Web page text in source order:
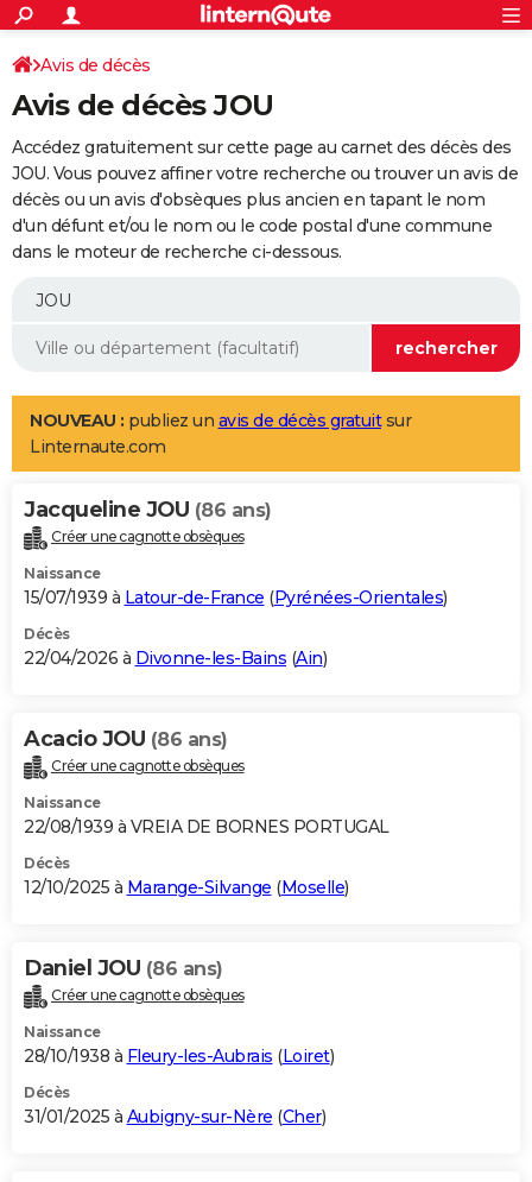
ACTUALITÉS
Politique
Société
Faits Divers
Education
Monde
Villes
+
SPORT
Coupe du monde 2026
Football
Tennis
Cyclisme
Rugby
Forum
Programme TV
TNT
Streaming
Cinéma
Sorties cinéma
Musique
+
FINANCE
Retraite
Impôts
Epargne
Immobilier
Risques naturels par ville
Banque
Assurance
Crédit
AUTO
Essais
Réserver un essai
Citadines
Berlines
SUV
Forum auto
+
Mobiles
Meilleur smartphone
Internet
Ordinateurs
Jeux vidéo
Guide high-tech
Aménagement intérieur
LIFESTYLE
Art de vivre
Bien-être
Loisirs
Mode
Modes de vie
Alimentation
Guide de la santé
Maladies
Médicaments
Sommeil
VOYAGE
Destinations
City break
Voyage nature
Voyage de noces
Forum
Climat
+PHOTO
GUIDES D'ACHAT
BONS PLANS
Carte de Noël
Carte Bonne année
Carte Saint-Valentin
Carte Pâques
Carte d'anniversaire
DICTIONNAIRE
Dictionnaire
Biographies
Citations
Expressions
Proverbes
PROGRAMME TV
S'inscrire
Se connecter
Lycées
Collèges
Primaires
Universités
Entreprises
Service militaire
Avis de recherche
AVIS DE DÉCÈS
Bricolage
Lifestyle
Culture
Sport
Auto
Television
Voyage
Cinema
Avis de décès
Avis de décès JOU
Accédez gratuitement sur cette page au carnet des décès des
JOU. Vous pouvez affiner votre recherche ou trouver un avis de
décès ou un avis d'obsèques plus ancien en tapant le nom
d'un défunt et/ou le nom ou le code postal d'une commune
dans le moteur de recherche ci-dessous.
NOUVEAU : publiez un avis de décès gratuitsur
Linternaute.com
Jacqueline JOU (86 ans)
Créer une cagnotte obsèques
Naissance
15/07/1939 à Latour-de-France (Pyrénées-Orientales)
Décès
22/04/2026 à Divonne-les-Bains (Ain)
Acacio JOU (86 ans)
Créer une cagnotte obsèques
Naissance
22/08/1939 à VREIA DE BORNES PORTUGAL
Décès
12/10/2025 à Marange-Silvange (Moselle)
Daniel JOU (86 ans)
Créer une cagnotte obsèques
Naissance
28/10/1938 à Fleury-les-Aubrais (Loiret)
Décès
31/01/2025 à Aubigny-sur-Nère (Cher)